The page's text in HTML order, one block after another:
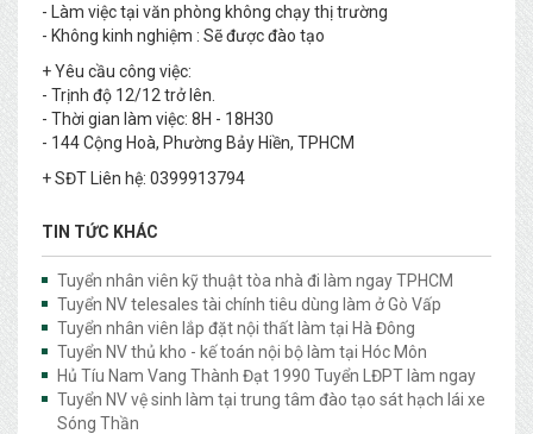
- Làm việc tại văn phòng không chạy thị trường
- Không kinh nghiệm : Sẽ được đào tạo
+ Yêu cầu công việc:
- Trịnh độ 12/12 trở lên.
- Thời gian làm việc: 8H - 18H30
- 144 Cộng Hoà, Phường Bảy Hiền, TPHCM
+ SĐT Liên hệ: 0399913794
TIN TỨC KHÁC
Tuyển nhân viên kỹ thuật tòa nhà đi làm ngay TPHCM
Tuyển NV telesales tài chính tiêu dùng làm ở Gò Vấp
Tuyển nhân viên lắp đặt nội thất làm tại Hà Đông
Tuyển NV thủ kho - kế toán nội bộ làm tại Hóc Môn
Hủ Tíu Nam Vang Thành Đạt 1990 Tuyển LĐPT làm ngay
Tuyển NV vệ sinh làm tại trung tâm đào tạo sát hạch lái xe
Sóng Thần